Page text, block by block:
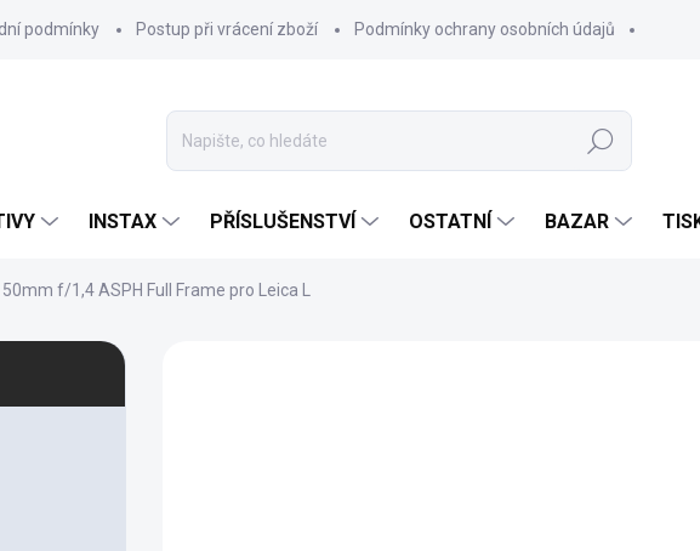
podmínky Postup při vrácení zboží Podmínky ochrany osobních údajů
Hledat
INSTAX PŘÍSLUŠENSTVÍ OSTATNÍ BAZAR
f/1,4 ASPH Full Frame pro Leica L